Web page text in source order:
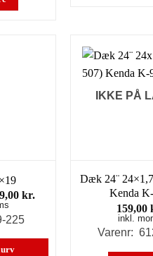
kr..
kr.
189,00 kr..
225
IKKE PÅ
Dæk 24¨
Kenda
159,00
inkl.
Varenr: